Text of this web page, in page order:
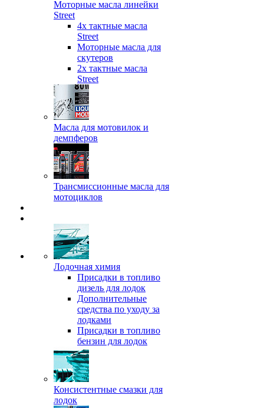
Моторные масла линейки
Street
4х тактные масла
Street
Моторные масла для
скутеров
2х тактные масла
Street
Масла для мотовилок и
демпферов
Трансмиссионные масла для
мотоциклов
Лодочная химия
Присадки в топливо
дизель для лодок
Дополнительные
средства по уходу за
лодками
Присадки в топливо
бензин для лодок
Консистентные смазки для
лодок